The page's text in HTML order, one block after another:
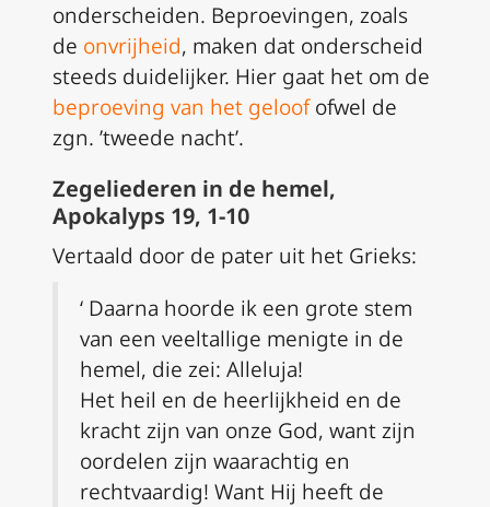
onderscheiden. Beproevingen, zoals
de onvrijheid, maken dat onderscheid
steeds duidelijker. Hier gaat het om de
beproeving van het geloof ofwel de
zgn. ’tweede nacht’.
Zegeliederen in de hemel,
Apokalyps 19, 1-10
Vertaald door de pater uit het Grieks:
‘ Daarna hoorde ik een grote stem
van een veeltallige menigte in de
hemel, die zei: Alleluja!
Het heil en de heerlijkheid en de
kracht zijn van onze God, want zijn
oordelen zijn waarachtig en
rechtvaardig! Want Hij heeft de